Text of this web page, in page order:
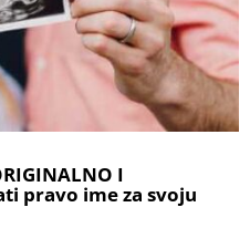
I
pravo ime za svoju